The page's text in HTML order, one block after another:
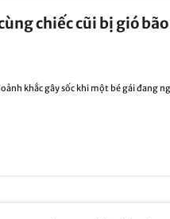
chiếc cũi bị gió
khắc gây sốc khi một bé gái